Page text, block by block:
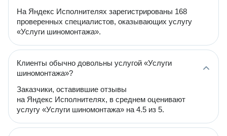
На Яндекс Исполнителях зарегистрированы 168
проверенных специалистов, оказывающих услугу
«Услуги шиномонтажа».
Клиенты обычно довольны услугой «Услуги
шиномонтажа»?
Заказчики, оставившие отзывы
на Яндекс Исполнителях, в среднем оценивают
услугу «Услуги шиномонтажа» на 4.5 из 5.